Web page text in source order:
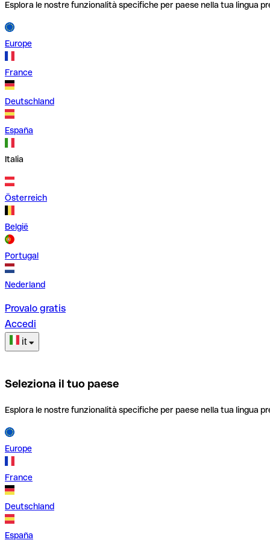
Esplora le nostre funzionalità specifiche per paese nella tua lingua
Europe
France
Deutschland
España
Italia
Österreich
België
Portugal
Nederland
Provalo gratis
Accedi
it
Seleziona il tuo paese
Esplora le nostre funzionalità specifiche per paese nella tua lingua
Europe
France
Deutschland
España